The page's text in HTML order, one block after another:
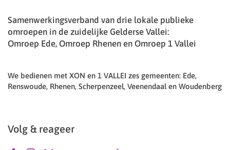
Samenwerkingsverband van drie lokale publieke
omroepen in de zuidelijke Gelderse Vallei:
Omroep Ede, Omroep Rhenen en Omroep 1 Vallei
We bedienen met XON en 1 VALLEI zes gemeenten: Ede,
Renswoude, Rhenen, Scherpenzeel, Veenendaal en Woudenberg
Volg & reageer